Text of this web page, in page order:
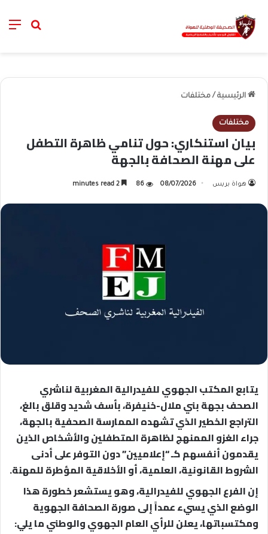
خانة
الرئيسية / مختلفات
مختلفات
بيان استنكاري: حول تنامي ظاهرة التطفل
على مهنة الصحافة بالجهة
هواة بريس 08/07/2026
86
يتابع المكتب الجهوي للفيدرالية المغربية لناشري
الصحف بجهة بني ملال-خنيفرة، بأسف شديد وقلق بالغ،
التراجع الخطير الذي تشهده الممارسة الصحفية بالجهة،
جراء الغزو الممنهج لظاهرة المتطفلين والأشخاص الذين
يقدمون أنفسهم كـ “إعلاميين” دون التوفر على أدنى
الشروط القانونية، العلمية، أو الأخلاقية المؤطرة للمهنة.
إن الفرع الجهوي للفيدرالية، وهو يستشعر خطورة هذا
الوضع الذي يسيء عمداً إلى صورة الصحافة الجهوية
ومكتسباتها، يعلن للرأي العام الجهوي والوطني ما يلي: